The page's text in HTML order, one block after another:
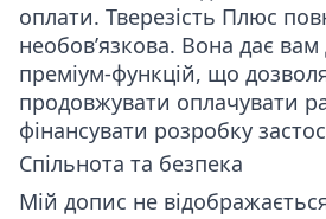
оплати. Тверезість Плюс
необов’язкова. Вона дає вам
преміум-функцій, що
продовжувати оплачувати
фінансувати розробку
Спільнота та безпека
Мій допис не